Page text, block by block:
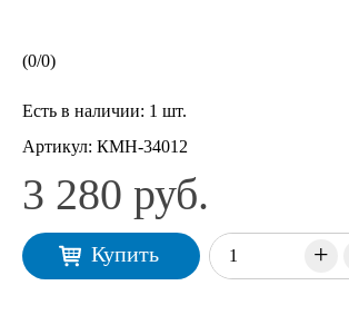
(0/0)
Есть в наличии: 1 шт.
Артикул: КМН-34012
3 280 руб.
+
Купить